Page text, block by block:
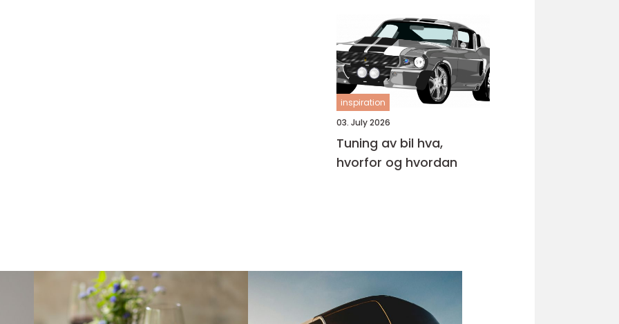
inspiration
03. July 2026
Tuning av bil hva,
hvorfor og hvordan